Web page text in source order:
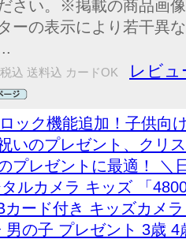
さい。※掲載の商品画
ーの表示により若干異
税込 送料込 カードOK
レビュ
ック機能追加！子供向
いのプレゼント、クリ
プレゼントに最適！
ルカメラ キッズ 「
カード付き キッズカメ
男の子 プレゼント 3歳